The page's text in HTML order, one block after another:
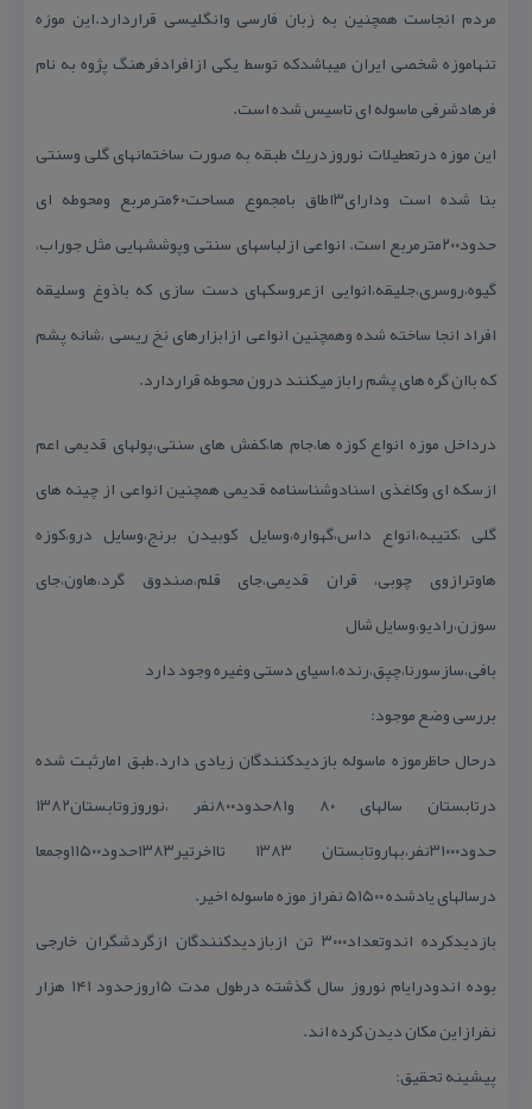
مردم انجاست همچنین به زبان فارسی وانگلیسی قراردارد.این موزه
تنهاموزه شخصی ایران میباشدكه توسط یكی ازافرادفرهنگ پژوه به نام
فرهادشرفی ماسوله ای تاسیس شده است.
این موزه درتعطیلات نوروزدریك طبقه به صورت ساختمانهای گلی وسنتی
بنا شده است ودارای۳اطاق بامجموع مساحت۶۰مترمربع ومحوطه ای
حدود۲۰۰مترمربع است. انواعی ازلباسهای سنتی وپوششهایی مثل جوراب،
گیوه،روسری،جلیقه،انوایی ازعروسكهای دست سازی كه باذوغ وسلیقه
افراد انجا ساخته شده وهمچنین انواعی ازابزارهای نخ ریسی ،شانه پشم
كه باان گره های پشم رابازمیكنند درون محوطه قراردارد.
درداخل موزه انواع كوزه ها،جام ها،كفش های سنتی،پولهای قدیمی اعم
ازسكه ای وكاغذی اسنادوشناسنامه قدیمی همچنین انواعی از چینه های
گلی ،كتیبه،انواع داس،گهواره،وسایل كوبیدن برنج،وسایل درو،كوزه
هاوترازوی چوبی، قران قدیمی،جای قلم،صندوق گرد،هاون،جای
سوزن،رادیو،وسایل شال
بافی،سازسورنا،چپق،رنده،اسیای دستی وغیره وجود دارد
بررسی وضع موجود:
درحال حاظرموزه ماسوله بازدیدكنندگان زیادی دارد.طبق امارثبت شده
درتابستان سالهای ۸۰ و۸۱حدود۸۰۰نفر ،نوروزوتابستان۱۳۸۲
حدود۳۱۰۰۰نفر،بهاروتابستان ۱۳۸۳ تااخرتیر۱۳۸۳حدود۱۱۵۰۰وجمعا
درسالهای یادشده ۵۱۵۰۰ نفراز موزه ماسوله اخیر.
بازدیدكرده اندوتعداد۳۰۰۰ تن ازبازدیدكنندگان ازگردشگران خارجی
بوده اندودرایام نوروز سال گذشته درطول مدت ۱۵روزحدود ۱۴۱ هزار
نفرازاین مكان دیدن كرده اند.
پیشینه تحقیق: